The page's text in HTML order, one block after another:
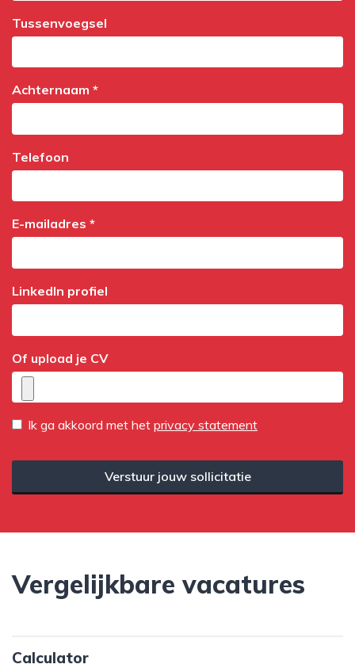
Tussenvoegsel
Achternaam *
Telefoon
E-mailadres *
LinkedIn profiel
Of upload je CV
Ik ga akkoord met het privacy statement
Verstuur jouw sollicitatie
Vergelijkbare vacatures
Calculator